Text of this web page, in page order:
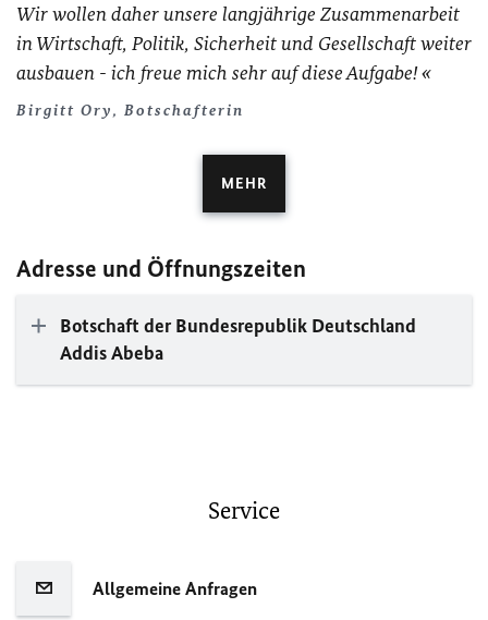
Wir wollen daher unsere langjährige Zusammenarbeit
in Wirtschaft, Politik, Sicherheit und Gesellschaft weiter
ausbauen - ich freue mich sehr auf diese Aufgabe!
Birgitt Ory, Botschafterin
MEHR
Adresse und Öffnungszeiten
Botschaft der Bundesrepublik Deutschland
Addis Abeba
Service
Allgemeine Anfragen